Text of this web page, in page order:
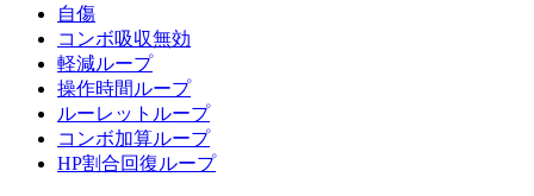
自傷
コンボ吸収無効
軽減ループ
操作時間ループ
ルーレットループ
コンボ加算ループ
HP割合回復ループ